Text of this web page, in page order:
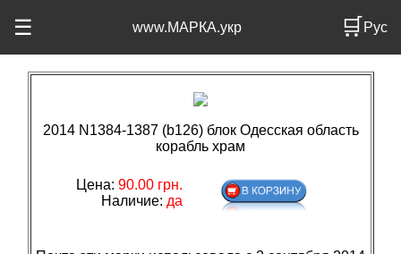
☰ www.МАРКА.укр 🛒Рус
2014 N1384-1387 (b126) блок Одесская область
корабль храм
Цена: 90.00 грн.
Наличие: да